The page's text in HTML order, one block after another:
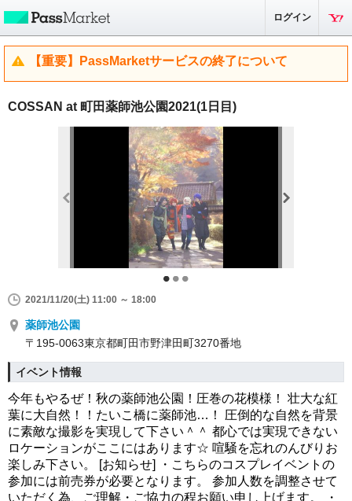
ログイン
【重要】PassMarketサービスの終了について
COSSAN at 町田薬師池公園2021(1日目)
2021/11/20(土) 11:00 ～ 18:00
薬師池公園
〒195-0063東京都町田市野津田町3270番地
イベント情報
今年もやるぜ！秋の薬師池公園！圧巻の花模様！ 壮大な紅
葉に大自然！！たいこ橋に薬師池…！ 圧倒的な自然を背景
に素敵な撮影を実現して下さい＾＾ 都心では実現できない
ロケーションがここにはあります☆ 喧騒を忘れのんびりお
楽しみ下さい。 [お知らせ] ・こちらのコスプレイベントの
参加には前売券が必要となります。 参加人数を調整させて
いただく為、ご理解・ご協力の程お願い申し上げます。 ・